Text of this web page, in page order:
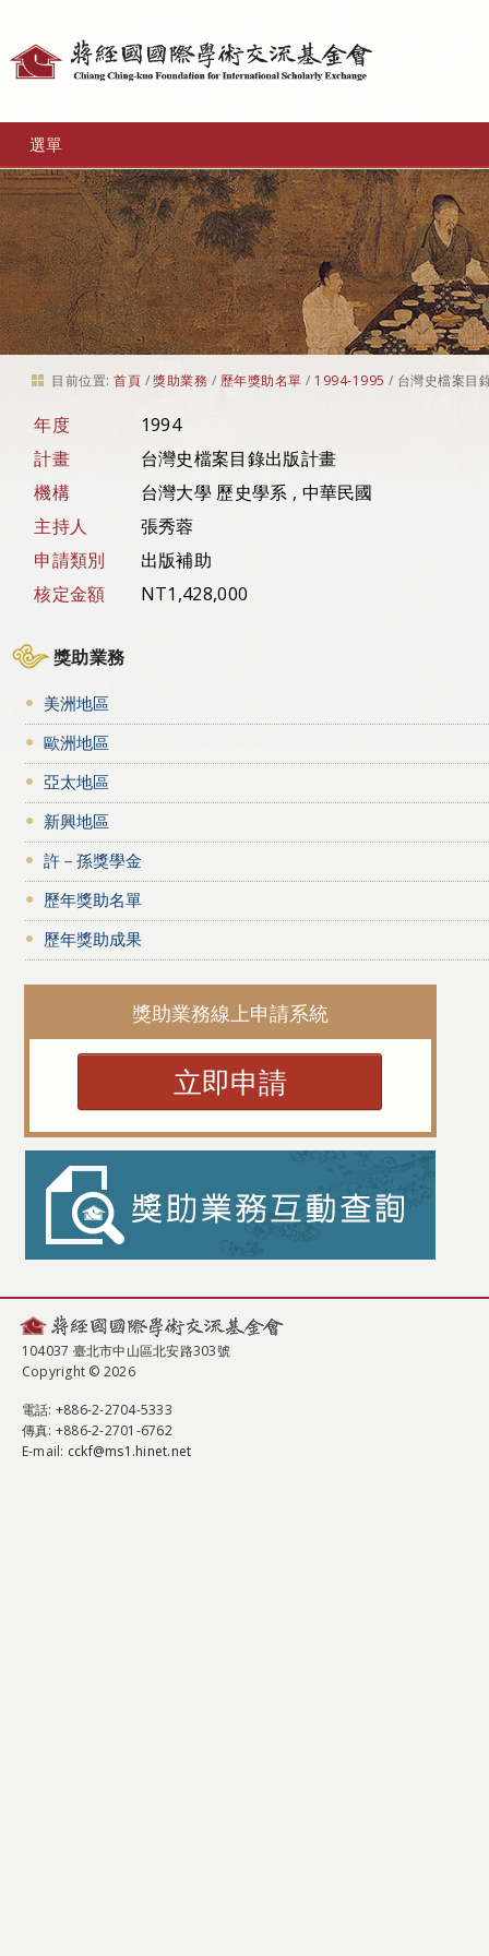
選單
目前位置: 首頁 /獎助業務 / 歷年獎助名單 / 1994-1995 / 台灣史檔案目
年度
1994
計畫
台灣史檔案目錄出版計畫
機構
台灣大學 歷史學系 , 中華民國
主持人
張秀蓉
申請類別
出版補助
核定金額
NT1,428,000
獎助業務
美洲地區
歐洲地區
亞太地區
新興地區
許－孫獎學金
歷年獎助名單
歷年獎助成果
獎助業務線上申請系統
立即申請
104037 臺北市中山區北安路303號
Copyright © 2026
電話: +886-2-2704-5333
傳真: +886-2-2701-6762
E-mail: cckf@ms1.hinet.net